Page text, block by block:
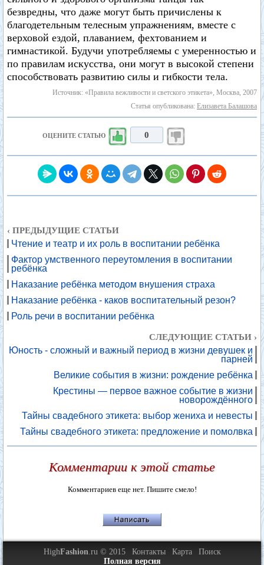
безвредны, что даже могут быть причислены к
благодетельным телесным упражнениям, вместе с
верховой ездой, плаванием, фехтованием и
гимнастикой. Будучи употребляемы с умеренностью и
по правилам искусства, они могут в высокой степени
способствовать развитию силы и гибкости тела.
Источник: «Правила вежливости и светского этикета», Москва, 2007
Статья опубликована: Елизавета Балашова
ОЦЕНИТЕ СТАТЬЮ 0
‹ ПРЕДЫДУЩИЕ СТАТЬИ
Чтение и театр и их роль в воспитании ребёнка
Фактор умственного переутомления в воспитании
ребёнка
Наказание ребёнка методом внушения страха
Наказание ребёнка - каков воспитательный резон?
Роль речи в воспитании ребёнка
СЛЕДУЮЩИЕ СТАТЬИ ›
Юность - сложный и важный период в жизни девушек и
парней
Великие события в жизни: рождение ребёнка
Крестины — первое важное событие в жизни
новорождённого
Тайны свадебного этикета: выбор жениха и невесты
Тайны свадебного этикета: предложение и помолвка
Комментарии к этой статье
Комментариев еще нет. Пишите смело!
HighFashion.ru © 2015 Контакты Карта
Поиск
Полная версия